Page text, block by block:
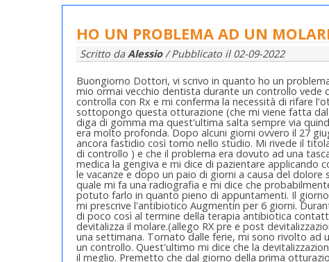
HO UN PROBLEMA AD UN
Scritto daAlessio/ Pubblicato il 02-09-2022
Buongiorno Dottori, vi scrivo in quanto ho un
mio ormai vecchio dentista durante un controllo vede
controlla con Rx e mi conferma la necessità di rifare
sottopongo questa otturazione (che mi viene fatta
diga di gomma ma quest'ultima salta sempre via
era molto profonda. Dopo alcuni giorni ovvero il 27
ancora fastidio così torno nello studio. Mi rivede il
di controllo ) e che il problema era dovuto ad una
medica la gengiva e mi dice di pazientare applicando
le vacanze e dopo un paio di giorni a causa del
quale mi fa una radiografia e mi dice che
potuto farlo in quanto pieno di appuntamenti. Il
mi prescrive l'antibiotico Augmentin per 6 giorni.
di poco così al termine della terapia antibiotica
devitalizza il molare.(allego RX pre e post
una settimana. Tornato dalle ferie, mi sono rivolto
un controllo. Quest'ultimo mi dice che la
il meglio. Premetto che dal giorno della prima